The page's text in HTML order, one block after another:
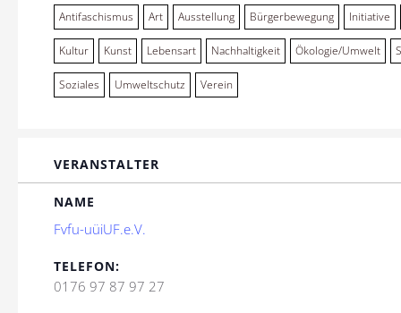
Antifaschismus Art Ausstellung Bürgerbewegung Initiative
Kultur Kunst Lebensart Nachhaltigkeit Ökologie/Umwelt
Soziales Umweltschutz Verein
VERANSTALTER
NAME
Fvfu-uüiUF.e.V.
TELEFON:
0176 97 87 97 27